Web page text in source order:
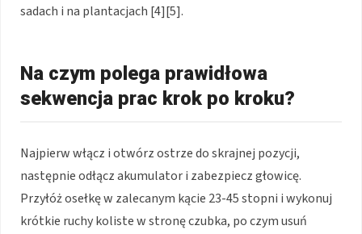
sadach i na plantacjach [4][5].
Na czym polega prawidłowa
sekwencja prac krok po kroku?
Najpierw włącz i otwórz ostrze do skrajnej pozycji,
następnie odłącz akumulator i zabezpiecz głowicę.
Przyłóż osełkę w zalecanym kącie 23-45 stopni i wykonuj
krótkie ruchy koliste w stronę czubka, po czym usuń